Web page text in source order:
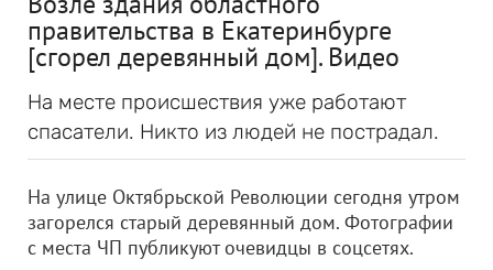
правительства в Екатеринбурге
[сгорел деревянный дом]. Видео
На месте происшествия уже работают
спасатели. Никто из людей не пострадал.
На улице Октябрьской Революции сегодня утром
загорелся старый деревянный дом. Фотографии
с места ЧП публикуют очевидцы в соцсетях.